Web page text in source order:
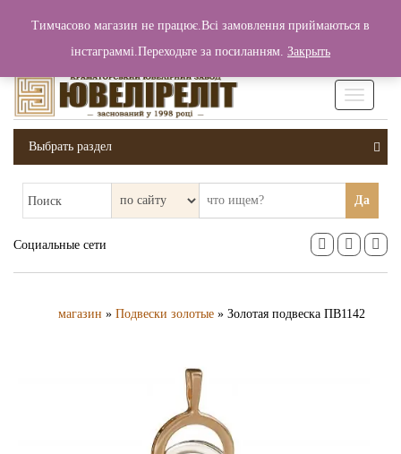
Вход / Регистрация 0 грн.
Выбрать раздел
Поиск Да
Социальные сети
магазин » Подвески золотые » Золотая подвеска ПВ1142
Тимчасово магазин не працює.Всі замовлення приймаються в
інстаграммі.Переходьте за посиланням. Закрыть